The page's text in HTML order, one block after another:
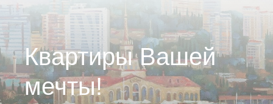
Квартиры Вашей
мечты!